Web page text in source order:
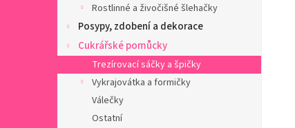
Rostlinné a živočišné šlehačky
Posypy, zdobení a dekorace
Cukrářské pomůcky
Trezírovací sáčky a špičky
Vykrajovátka a formičky
Válečky
Ostatní